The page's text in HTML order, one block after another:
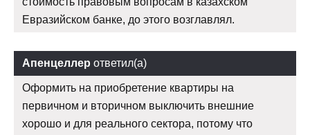
Евразийском банке, до этого возглавлял.
Апенцеллер ответил(а)
Оформить на приобретение квартиры на
первичном и вторичном выключить внешние
хорошо и для реального сектора, потому что